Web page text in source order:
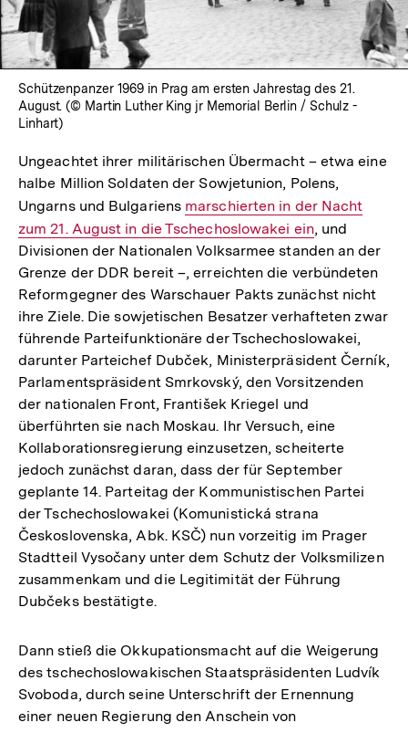
Schützenpanzer 1969 in Prag am ersten Jahrestag des 21.
August. (© Martin Luther King jr Memorial Berlin / Schulz -
Linhart)
Ungeachtet ihrer militärischen Übermacht – etwa eine
halbe Million Soldaten der Sowjetunion, Polens,
Ungarns und Bulgariens Interner
Link:
marschierten in der Nacht
zum 21. August in die Tschechoslowakei ein, und
Divisionen der Nationalen Volksarmee standen an der
Grenze der DDR bereit –, erreichten die verbündeten
Reformgegner des Warschauer Pakts zunächst nicht
ihre Ziele. Die sowjetischen Besatzer verhafteten zwar
führende Parteifunktionäre der Tschechoslowakei,
darunter Parteichef Dubček, Ministerpräsident Černík,
Parlamentspräsident Smrkovský, den Vorsitzenden
der nationalen Front, František Kriegel und
überführten sie nach Moskau. Ihr Versuch, eine
Kollaborationsregierung einzusetzen, scheiterte
jedoch zunächst daran, dass der für September
geplante 14. Parteitag der Kommunistischen Partei
der Tschechoslowakei (Komunistická strana
Československa, Abk. KSČ) nun vorzeitig im Prager
Stadtteil Vysočany unter dem Schutz der Volksmilizen
zusammenkam und die Legitimität der Führung
Dubčeks bestätigte.
Dann stieß die Okkupationsmacht auf die Weigerung
des tschechoslowakischen Staatspräsidenten Ludvík
Svoboda, durch seine Unterschrift der Ernennung
einer neuen Regierung den Anschein von